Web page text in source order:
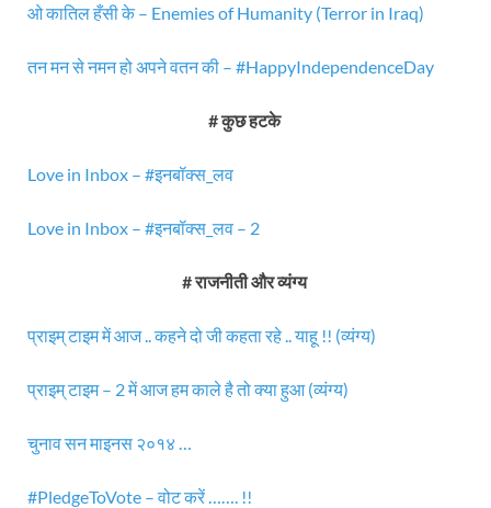
ओ कातिल हँसी के – Enemies of Humanity (Terror in Iraq)
तन मन से नमन हो अपने वतन की – #HappyIndependenceDay
# कुछ हटके
Love in Inbox – #इनबॉक्स_लव
Love in Inbox – #इनबॉक्स_लव – 2
# राजनीती और व्यंग्य
प्राइम् टाइम में आज .. कहने दो जी कहता रहे .. याहू !! (व्यंग्य)
प्राइम् टाइम – 2 में आज हम काले है तो क्या हुआ (व्यंग्य)
चुनाव सन माइनस २०१४ …
#PledgeToVote – वोट करें ……. !!